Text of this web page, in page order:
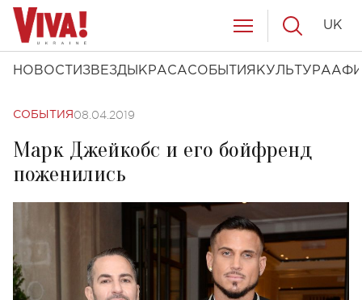
НОВОСТИ ЗВЕЗДЫ КРАСАСОБЫТИЯ КУЛЬТУРА
UK
СОБЫТИЯ 08.04.2019
Марк Джейкобс и его бойфренд
поженились